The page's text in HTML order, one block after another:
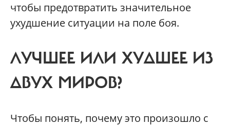
чтобы предотвратить значительное
ухудшение ситуации на поле боя.
ЛУЧШЕЕ ИЛИ ХУДШЕЕ ИЗ
ДВУХ МИРОВ?
Чтобы понять, почему это произошло с